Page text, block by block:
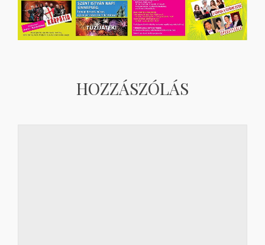
HOZZÁSZÓLÁS